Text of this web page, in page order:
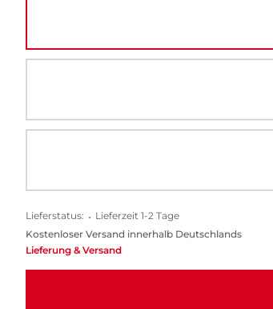
Lieferstatus: • Lieferzeit 1-2 Tage
Kostenloser Versand innerhalb Deutschlands
Lieferung & Versand